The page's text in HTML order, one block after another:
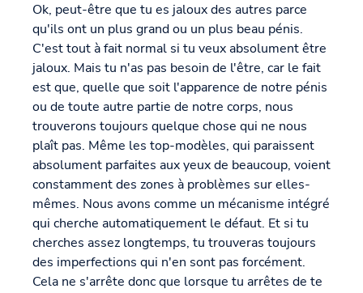
Ok, peut-être que tu es jaloux des autres parce
qu'ils ont un plus grand ou un plus beau pénis.
C'est tout à fait normal si tu veux absolument être
jaloux. Mais tu n'as pas besoin de l'être, car le fait
est que, quelle que soit l'apparence de notre pénis
ou de toute autre partie de notre corps, nous
trouverons toujours quelque chose qui ne nous
plaît pas. Même les top-modèles, qui paraissent
absolument parfaites aux yeux de beaucoup, voient
constamment des zones à problèmes sur elles-
mêmes. Nous avons comme un mécanisme intégré
qui cherche automatiquement le défaut. Et si tu
cherches assez longtemps, tu trouveras toujours
des imperfections qui n'en sont pas forcément.
Cela ne s'arrête donc que lorsque tu arrêtes de te